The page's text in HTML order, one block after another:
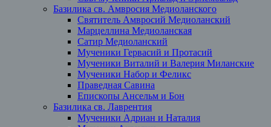
Базилика св. Амвросия Медиоланского
Святитель Амвросий Медиоланский
Марцеллина Медиоланская
Сатир Медиоланский
Мученики Гервасий и Протасий
Мученики Виталий и Валерия Миланские
Мученики Набор и Феликс
Праведная Савина
Епископы Ансельм и Бон
Базилика св. Лаврентия
Мученики Адриан и Наталия